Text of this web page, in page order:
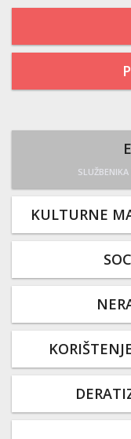
KULTURNE